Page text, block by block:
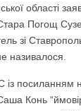
області
Погощ
зі
називалося.
із посиланням
Конь